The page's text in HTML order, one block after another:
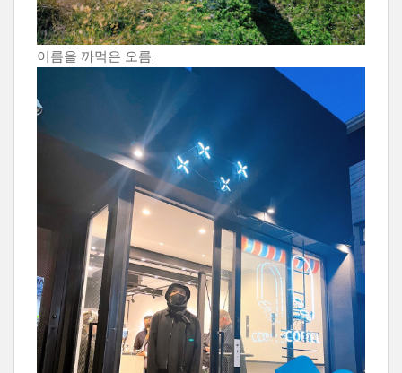
이름을 까먹은 오름.